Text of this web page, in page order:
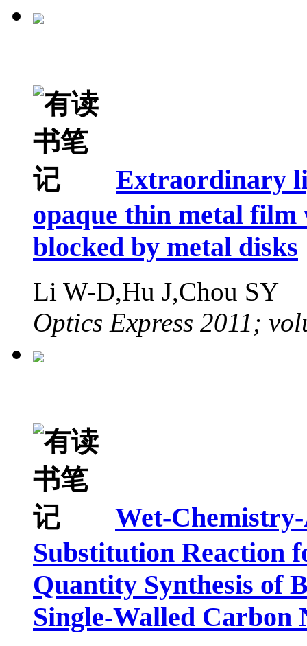
Extraordinary
opaque thin metal film
blocked by metal disks
Li W-D,Hu J,Chou SY
Optics Express 2011;
Wet-
Substitution Reaction
Quantity Synthesis of
Single-Walled Carbon